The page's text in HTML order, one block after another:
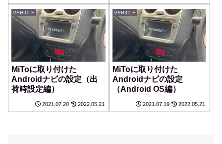
VEHICLE
MiToに取り付けた
Androidナビの設定（出
荷時設定編）
2021.07.20 2022.05.21
VEHICLE
MiToに取り付けた
Androidナビの設定
（Android OS編）
2021.07.19 2022.05.21